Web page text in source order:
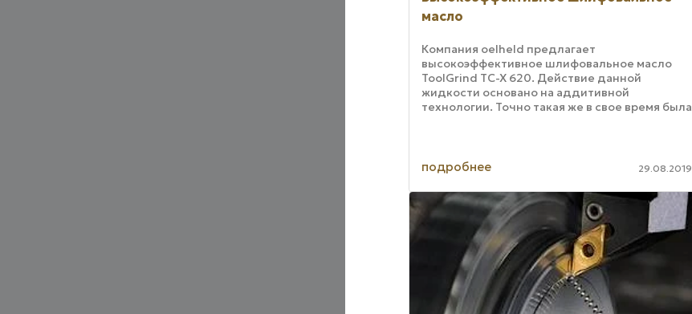
масло
Компания oelheld предлагает
высокоэффективное шлифовальное масло
ToolGrind TC-X 620. Действие данной
жидкости основано на аддитивной
технологии. Точно такая же в свое время была
подробнее 29.08.2019